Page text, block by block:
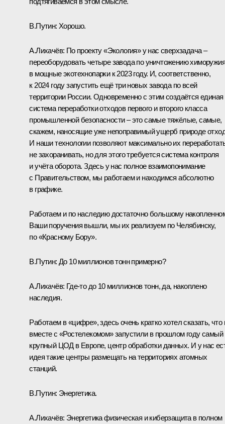
В.Путин: Хорошо.
А.Лихачёв: По проекту «Экология» у нас сверхзадача –
переоборудовать четыре завода по уничтожению химоружия
в мощные экотехнопарки к 2023 году. И, соответственно,
к 2024 году запустить ещё три новых завода по всей
территории России. Одновременно с этим создаётся единая
система переработки отходов первого и второго класса
промышленной безопасности – это самые тяжёлые, самые,
скажем, наносящие уже непоправимый ущерб природе
И наши технологии позволяют максимально их
не захоранивать, но для этого требуется система контроля
и учёта оборота. Здесь у нас полное взаимопонимание
с Правительством, мы работаем и находимся абсолютно
в графике.
Работаем и по наследию достаточно большому
Ваши поручения вышли, мы их реализуем по Челябинску,
по «Красному Бору».
В.Путин: До 10 миллионов тонн примерно?
А.Лихачёв: Где-то до 10 миллионов тонн, да, накоплено
наследия.
Работаем в «цифре», здесь очень кратко хотел сказать,
вместе с «Ростелекомом» запустили в прошлом году самый
крупный ЦОД в Европе, центр обработки данных. И у нас
идея такие центры размещать на территориях атомных
станций.
В.Путин: Энергетика.
А.Лихачёв: Энергетика физическая и киберзащита в полном